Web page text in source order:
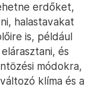
erdőket,
halastavakat
is, például
és
módokra,
klíma és a